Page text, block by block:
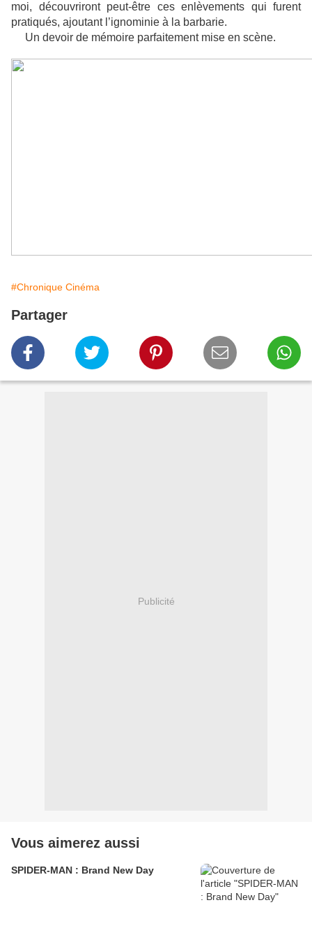
moi, découvriront peut-être ces enlèvements qui furent
pratiqués, ajoutant l’ignominie à la barbarie.
Un devoir de mémoire parfaitement mise en scène.
#Chronique Cinéma
Partager
Publicité
Vous aimerez aussi
SPIDER-MAN : Brand New Day